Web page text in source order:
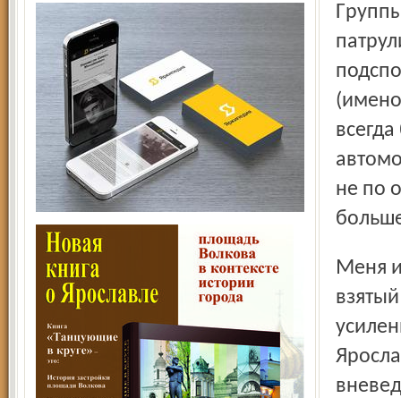
Группы захвата вневедом­ственной охраны,
не по
Меня интересует количество командиров на отдельно